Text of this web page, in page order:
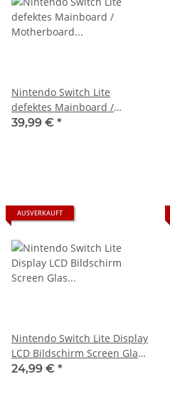
Nintendo Switch Lite
defektes Mainboard /
Motherboard HDH-CPU-002
39,99 € *
AUSVERKAUFT
Nintendo Switch Lite Display
LCD Bildschirm Screen Glas
NS-LCD 720p -
24,99 € *